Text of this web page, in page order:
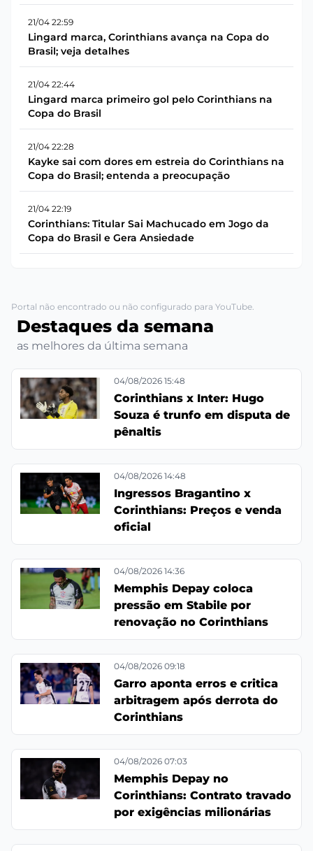
21/04 22:59
Lingard marca, Corinthians avança na Copa do
Brasil; veja detalhes
21/04 22:44
Lingard marca primeiro gol pelo Corinthians na
Copa do Brasil
21/04 22:28
Kayke sai com dores em estreia do Corinthians na
Copa do Brasil; entenda a preocupação
21/04 22:19
Corinthians: Titular Sai Machucado em Jogo da
Copa do Brasil e Gera Ansiedade
Portal não encontrado ou não configurado para YouTube.
Destaques da semana
as melhores da última semana
04/08/2026 15:48
Corinthians x Inter: Hugo
Souza é trunfo em disputa de
pênaltis
04/08/2026 14:48
Ingressos Bragantino x
Corinthians: Preços e venda
oficial
04/08/2026 14:36
Memphis Depay coloca
pressão em Stabile por
renovação no Corinthians
04/08/2026 09:18
Garro aponta erros e critica
arbitragem após derrota do
Corinthians
04/08/2026 07:03
Memphis Depay no
Corinthians: Contrato travado
por exigências milionárias